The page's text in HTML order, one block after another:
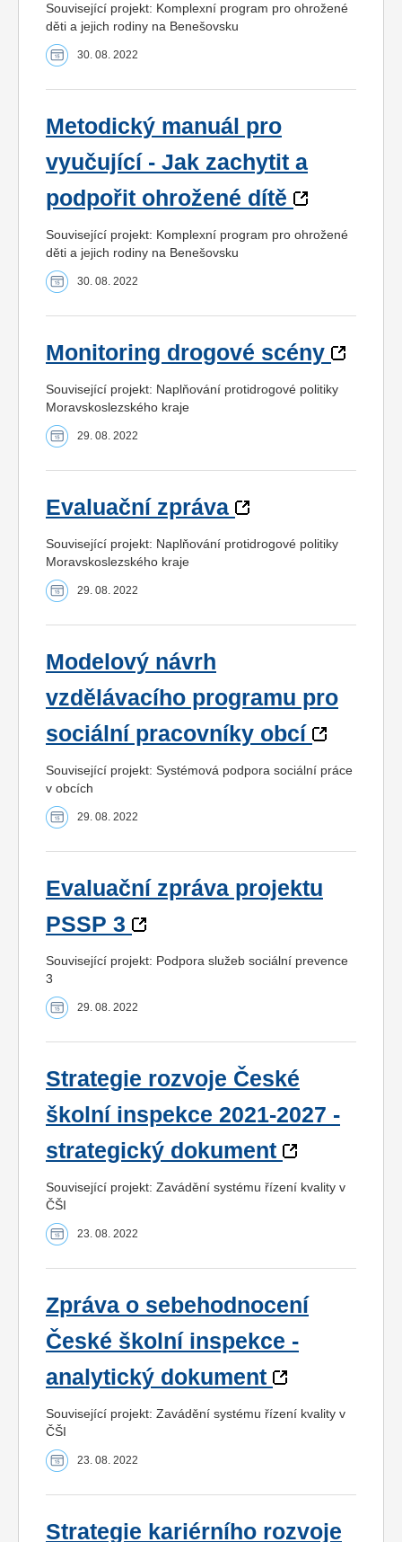
Související projekt: Komplexní program pro ohrožené
děti a jejich rodiny na Benešovsku
30. 08. 2022
Metodický manuál pro
vyučující - Jak zachytit a
podpořit ohrožené dítě
Související projekt: Komplexní program pro ohrožené
děti a jejich rodiny na Benešovsku
30. 08. 2022
Monitoring drogové scény
Související projekt: Naplňování protidrogové politiky
Moravskoslezského kraje
29. 08. 2022
Evaluační zpráva
Související projekt: Naplňování protidrogové politiky
Moravskoslezského kraje
29. 08. 2022
Modelový návrh
vzdělávacího programu pro
sociální pracovníky obcí
Související projekt: Systémová podpora sociální práce
v obcích
29. 08. 2022
Evaluační zpráva projektu
PSSP 3
Související projekt: Podpora služeb sociální prevence
3
29. 08. 2022
Strategie rozvoje České
školní inspekce 2021-2027 -
strategický dokument
Související projekt: Zavádění systému řízení kvality v
ČŠI
23. 08. 2022
Zpráva o sebehodnocení
České školní inspekce -
analytický dokument
Související projekt: Zavádění systému řízení kvality v
ČŠI
23. 08. 2022
Strategie kariérního rozvoje